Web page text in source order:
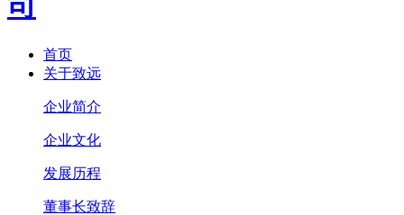
首页
关于致远
企业简介
企业文化
发展历程
董事长致辞